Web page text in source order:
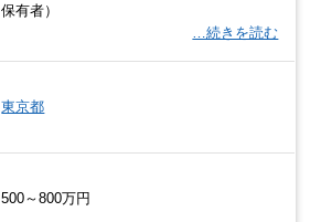
保有者）
…続きを読む
東京都
500～800万円